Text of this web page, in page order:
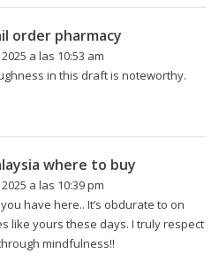
order pharmacy
a las 10:53 am
in this draft is noteworthy.
where to buy
a las 10:39 pm
have here.. It’s obdurate to on
like yours these days. I truly respect
mindfulness!!